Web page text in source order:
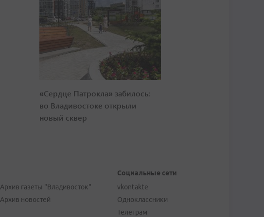
«Сердце Патрокла» забилось:
во Владивостоке открыли
новый сквер
Архив газеты "Владивосток"
Архив новостей
Социальные сети
vkontakte
Одноклассники
Телеграм